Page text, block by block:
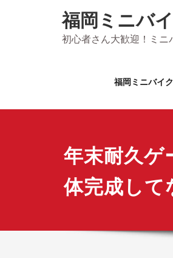
福岡ミニバ
初心者さん大歓迎！ミニ
福岡ミニバイ
年末耐久ゲ
体完成して